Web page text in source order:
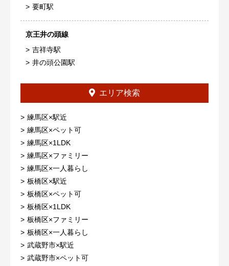
要町駅
京王井の頭線
吉祥寺駅
井の頭公園駅
エリア検索
練馬区×駅近
練馬区×ペット可
練馬区×1LDK
練馬区×ファミリー
練馬区×一人暮らし
板橋区×駅近
板橋区×ペット可
板橋区×1LDK
板橋区×ファミリー
板橋区×一人暮らし
武蔵野市×駅近
武蔵野市×ペット可